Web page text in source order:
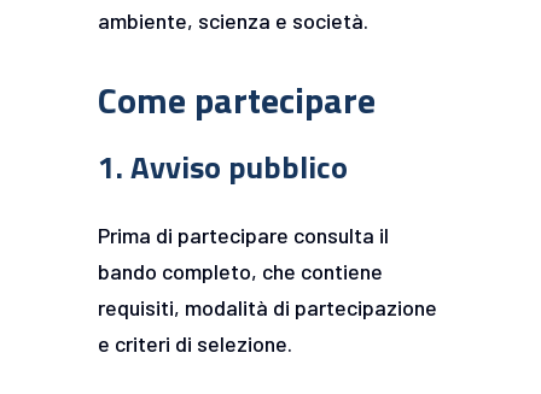
ambiente, scienza e società.
Come partecipare
1. Avviso pubblico
Prima di partecipare consulta il
bando completo, che contiene
requisiti, modalità di partecipazione
e criteri di selezione.